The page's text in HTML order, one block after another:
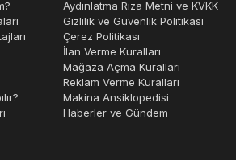
Aydınlatma Rıza Metni ve KVKK
Gizlilik ve Güvenlik Politikası
Çerez Politikası
İlan Verme Kuralları
Mağaza Açma Kuralları
Reklam Verme Kuralları
Makina Ansiklopedisi
Haberler ve Gündem